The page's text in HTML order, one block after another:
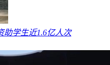
助学生近1.6亿人次